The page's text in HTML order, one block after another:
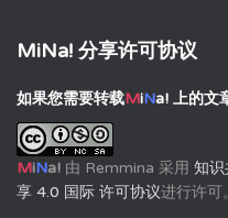
MiNa! 分享许可协议
如果您需要转载MiNa! 上的文
MiNa! 由 Remmina 采用 知
享 4.0 国际 许可协议进行许可。